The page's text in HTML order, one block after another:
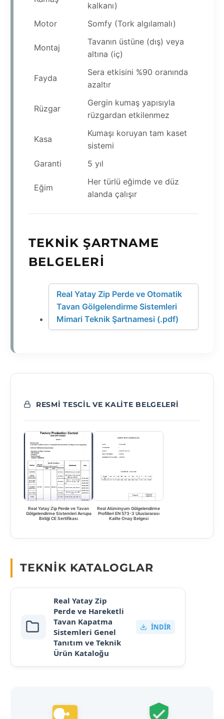
kalkanı)
Motor
Somfy (Tork algılamalı)
Montaj
Tavanın üstüne (dış) veya
altına (iç)
Fayda
Sera etkisini %90 oranında
azaltır
Rüzgar
Gergin kumaş yapısıyla
rüzgardan etkilenmez
Kasa
Kumaşı koruyan tam kaset
sistemi
Garanti
5 yıl
Eğim
Her türlü eğimde ve düz
alanda çalışır
TEKNIK ŞARTNAME
BELGELERI
Real Yatay Zip Perde ve Otomatik
Tavan Gölgelendirme Sistemleri
Mimari Teknik Şartnamesi (.pdf)
RESMI TESCIL VE KALITE BELGELERI
Real Yatay Zip Perde ve Tavan
Gölgelendirme Sistemleri Avrupa
Birliği CE Sertifikası
Real Alüminyum Gölgelendirme
Profilleri EN 573-3 Uluslararası
Kalite Onay Belgesi
TEKNIK KATALOGLAR
Real Yatay Zip
Perde ve Hareketli
Tavan Kapatma
Sistemleri Genel
Tanıtım ve Teknik
Ürün Kataloğu
İNDIR